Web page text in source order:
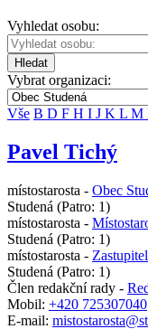
Vyhledat osobu:
Hledat
Vybrat organizaci:
Vše B D F H I J K L M
Pavel Tichý
místostarosta - Obec
Studená (Patro: 1)
místostarosta -
Studená (Patro: 1)
místostarosta -
Studená (Patro: 1)
Člen redakční rady -
Mobil: +420 725307040
E-mail: